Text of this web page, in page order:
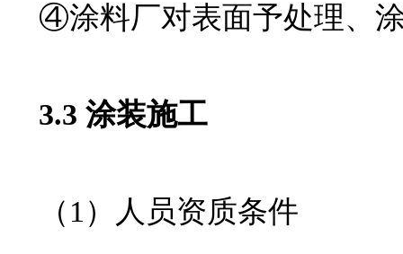
④涂料厂对表面予处理、
3.3 涂装施工
（1）人员资质条件